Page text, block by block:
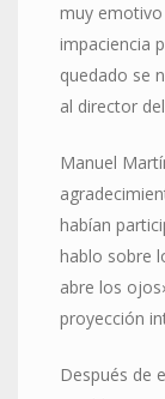
muy emotivo
impaciencia
quedado se
al director
Manuel
habían
hablo sobre
abre los
proyección
Después de